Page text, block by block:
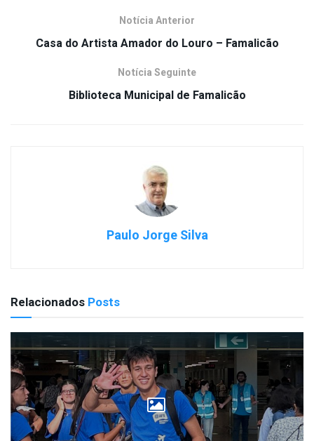
Notícia Anterior
Casa do Artista Amador do Louro – Famalicão
Notícia Seguinte
Biblioteca Municipal de Famalicão
Paulo Jorge Silva
Relacionados Posts